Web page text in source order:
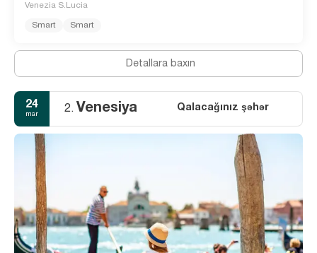
Venezia S.Lucia
Smart Smart
Detallara baxın
24
mar 2. Venesiya Qalacağınız şəhər